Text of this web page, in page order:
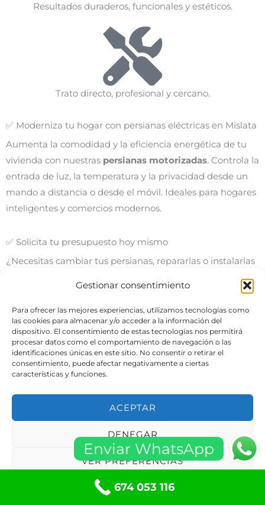
Gestionar consentimiento
Para ofrecer las mejores experiencias, utilizamos tecnologías como
las cookies para almacenar y/o acceder a la información del
dispositivo. El consentimiento de estas tecnologías nos permitirá
procesar datos como el comportamiento de navegación o las
identificaciones únicas en este sitio. No consentir o retirar el
consentimiento, puede afectar negativamente a ciertas
características y funciones.
ACEPTAR
DENEGAR
VER PREFERENCIAS
Política de cookiesPolíticas de privacidad
Resultados duraderos, funcionales y estéticos.
Trato directo, profesional y cercano.
✅ Moderniza tu hogar con persianas eléctricas en Mislata
Aumenta la comodidad y la eficiencia energética de tu
vivienda con nuestras persianas motorizadas. Controla la
entrada de luz, la temperatura y la privacidad desde un
mando a distancia o desde el móvil. Ideales para hogares
inteligentes y comercios modernos.
✅ Solicita tu presupuesto hoy mismo
¿Necesitas cambiar tus persianas, repararlas o instalarlas
enviaremos un presupuesto personalizado totalmente
gratuito.
Persianas Mislata – Calidad, rapidez y confianza al servicio
de tu hogar o negocio.
📞 Llámanos ahora y deja tus persianas en manos de
4.8/5 - (9 votos)
Tabla de contenidos
Enviar WhatsApp
674 053 116